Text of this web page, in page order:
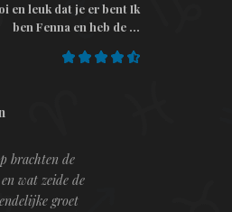
en leuk dat je er bent Ik
ben Fenna en heb de ...
brachten de
wat zeide de
groet